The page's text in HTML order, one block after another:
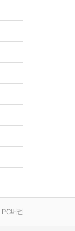
PC버전